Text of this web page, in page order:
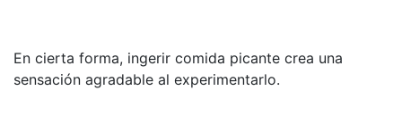
En cierta forma, ingerir comida picante crea una
sensación agradable al experimentarlo.